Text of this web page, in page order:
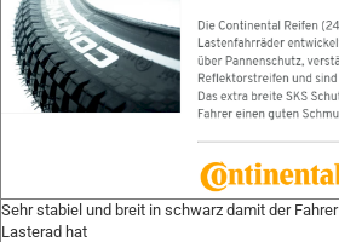
Sehr stabiel und breit in schwarz damit der
Lasterad hat